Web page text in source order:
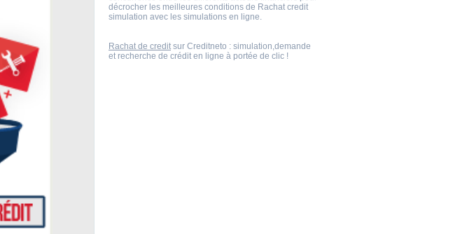
décrocher les meilleures conditions de Rachat credit
simulation avec les simulations en ligne.
Rachat de creditsur Creditneto : simulation,demande
et recherche de crédit en ligne à portée de clic !